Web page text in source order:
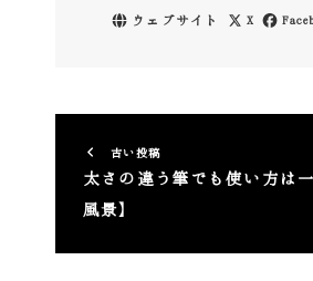
ウェブサイト X
古い投稿
太さの違う筆でも使い方は
風景】